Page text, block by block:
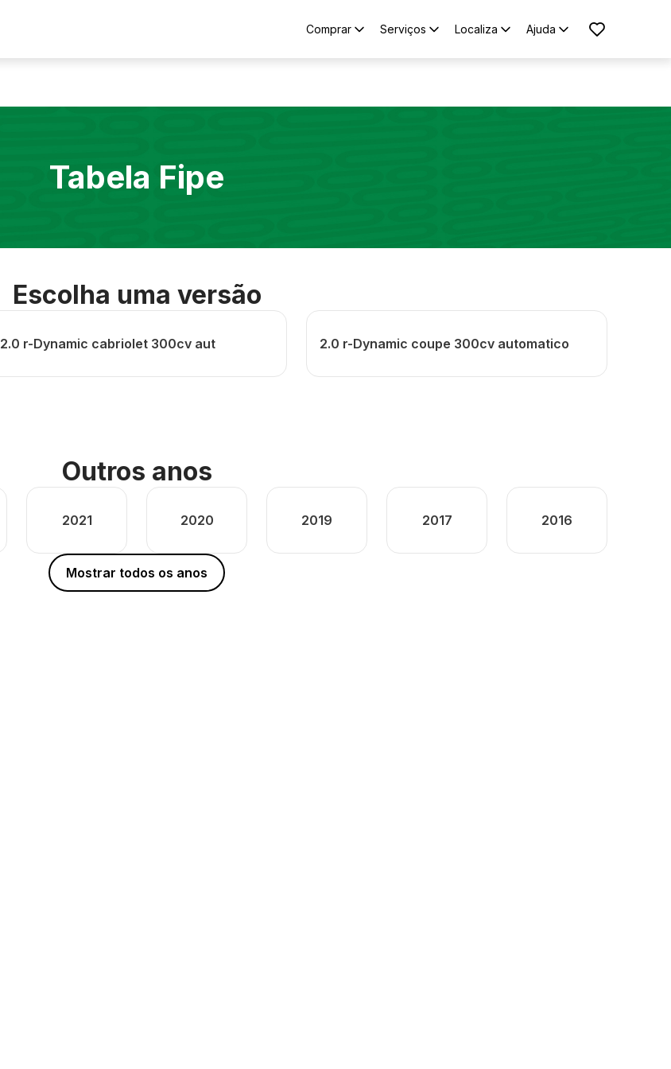
Comprar Serviços Localiza Ajuda
Tabela Fipe
Escolha uma versão
2.0 r-Dynamic cabriolet 300cv aut 2.0 r-Dynamic coupe 300cv automatico
Outros anos
2021 2020 2019 2017 2016
Mostrar todos os anos